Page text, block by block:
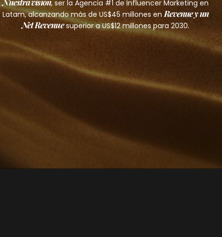
, ser la Agencia #1 de Influencer Marketing en
Latam, alcanzando más de US$45 millones enRevenue y un
Net Revenuesuperior a US$12 millones para 2030.